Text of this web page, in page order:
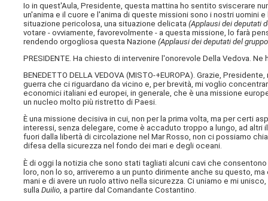
Io in quest'Aula, Presidente, questa mattina ho sentito sviscerare
un'anima e il cuore e l'anima di queste missioni sono i nostri uomini
situazione pericolosa, una situazione delicata(Applausi dei deputati
votare - ovviamente, favorevolmente - a questa missione, lo farà
rendendo orgogliosa questa Nazione(Applausi dei deputati del
PRESIDENTE. Ha chiesto di intervenire l'onorevole Della Vedova. Ne
BENEDETTO DELLA VEDOVA (MISTO-+EUROPA). Grazie,
guerra che ci riguardano da vicino e, per brevità, mi voglio
economici italiani ed europei, in generale, che è una missione
un nucleo molto più ristretto di Paesi.
È una missione decisiva in cui, non per la prima volta, ma per certi
interessi, senza delegare, come è accaduto troppo a lungo, ad
fuori dalla libertà di circolazione nel Mar Rosso, non ci possiamo
difesa della sicurezza nel fondo dei mari e degli oceani.
È di oggi la notizia che sono stati tagliati alcuni cavi che
loro, non lo so, arriveremo a un punto dirimente anche su questo,
mani e di avere un ruolo attivo nella sicurezza. Ci uniamo e mi
sullaDuilio , a partire dal Comandante Costantino.